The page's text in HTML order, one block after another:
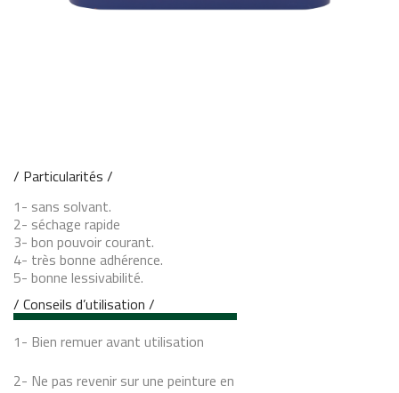
/ Particularités /
1- sans solvant.
2- séchage rapide
3- bon pouvoir courant.
4- très bonne adhérence.
5- bonne lessivabilité.
/ Conseils d’utilisation /
1- Bien remuer avant utilisation
2- Ne pas revenir sur une peinture en